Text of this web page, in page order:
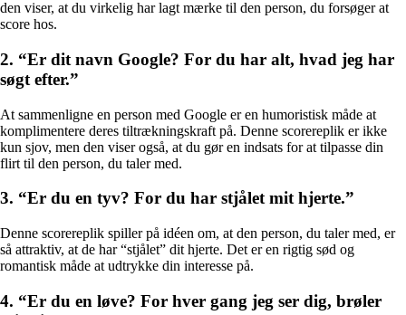
den viser, at du virkelig har lagt mærke til den person, du forsøger at
score hos.
2. “Er dit navn Google? For du har alt, hvad jeg har
søgt efter.”
At sammenligne en person med Google er en humoristisk måde at
komplimentere deres tiltrækningskraft på. Denne scorereplik er ikke
kun sjov, men den viser også, at du gør en indsats for at tilpasse din
flirt til den person, du taler med.
3. “Er du en tyv? For du har stjålet mit hjerte.”
Denne scorereplik spiller på idéen om, at den person, du taler med, er
så attraktiv, at de har “stjålet” dit hjerte. Det er en rigtig sød og
romantisk måde at udtrykke din interesse på.
4. “Er du en løve? For hver gang jeg ser dig, brøler